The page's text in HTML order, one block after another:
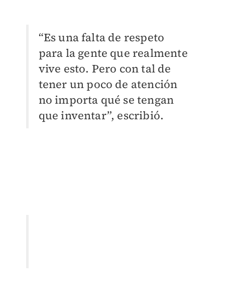
“Es una falta de respeto
para la gente que realmente
vive esto. Pero con tal de
tener un poco de atención
no importa qué se tengan
que inventar”, escribió.